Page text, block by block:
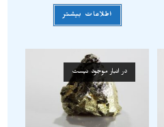
اطلاعات بیشتر
در انبار موجود نیست